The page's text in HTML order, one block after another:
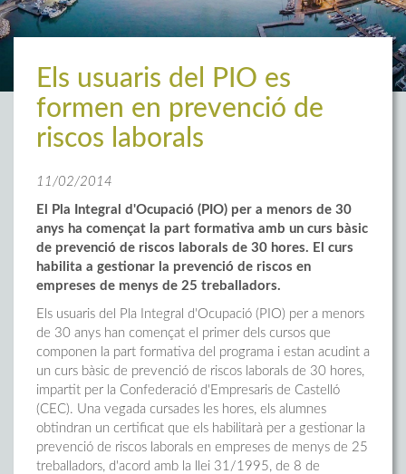
Els usuaris del PIO es
formen en prevenció de
riscos laborals
11/02/2014
El Pla Integral d'Ocupació (PIO) per a menors de 30
anys ha començat la part formativa amb un curs bàsic
de prevenció de riscos laborals de 30 hores. El curs
habilita a gestionar la prevenció de riscos en
empreses de menys de 25 treballadors.
Els usuaris del Pla Integral d'Ocupació (PIO) per a menors
de 30 anys han començat el primer dels cursos que
componen la part formativa del programa i estan acudint a
un curs bàsic de prevenció de riscos laborals de 30 hores,
impartit per la Confederació d'Empresaris de Castelló
(CEC). Una vegada cursades les hores, els alumnes
obtindran un certificat que els habilitarà per a gestionar la
prevenció de riscos laborals en empreses de menys de 25
treballadors, d'acord amb la llei 31/1995, de 8 de